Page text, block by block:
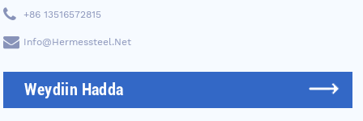
+86 13516572815
Info@hermessteel.net
Weydiin Hadda